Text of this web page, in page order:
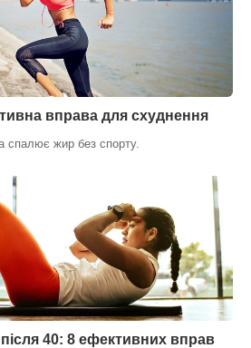
вправа для схуднення
спалює жир без спорту.
40: 8 ефективних вправ